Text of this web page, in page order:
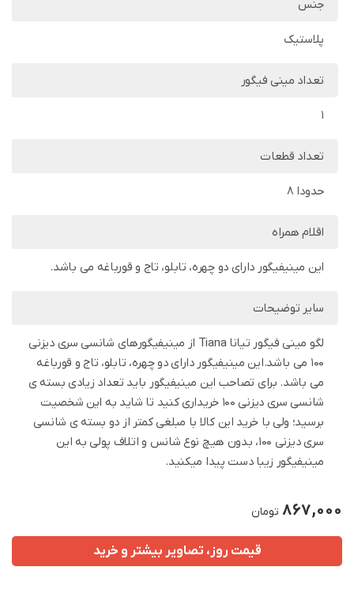
جنس
پلاستیک
تعداد مینی فیگور
1
تعداد قطعات
حدودا 8
اقلام همراه
این مینیفیگور دارای دو چهره، تابلو، تاج و قورباغه می باشد.
سایر توضیحات
لگو مینی فیگور تیانا Tiana از مینیفیگورهای شانسی سری دیزنی
100 می باشد.این مینیفیگور دارای دو چهره، تابلو، تاج و قورباغه
می باشد. برای تصاحب این مینیفیگور باید تعداد زیادی بسته ی
شانسی سری دیزنی 100 خریداری کنید تا شاید به این شخصیت
برسید؛ ولی با خرید این کالا با مبلغی کمتر از دو بسته ی شانسی
سری دیزنی 100، بدون هیچ نوع شانس و اتلاف پولی به این
مینیفیگور زیبا دست پیدا میکنید.
867,000 تومان
قیمت روز، تصاویر بیشتر و خرید